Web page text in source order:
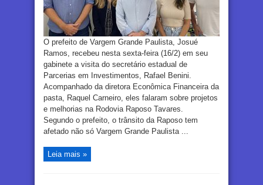
O prefeito de Vargem Grande Paulista, Josué
Ramos, recebeu nesta sexta-feira (16/2) em seu
gabinete a visita do secretário estadual de
Parcerias em Investimentos, Rafael Benini.
Acompanhado da diretora Econômica Financeira da
pasta, Raquel Carneiro, eles falaram sobre projetos
e melhorias na Rodovia Raposo Tavares.
Segundo o prefeito, o trânsito da Raposo tem
afetado não só Vargem Grande Paulista ...
Leia mais »